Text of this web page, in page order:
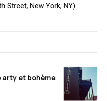
Street, New York, NY)
arty et bohème